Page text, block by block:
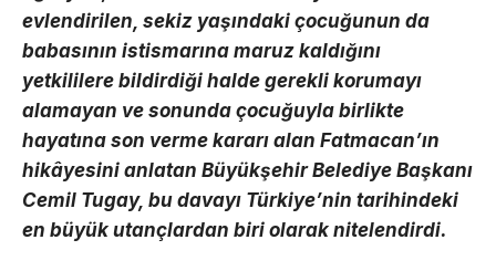
evlendirilen, sekiz yaşındaki çocuğunun da
babasının istismarına maruz kaldığını
yetkililere bildirdiği halde gerekli korumayı
alamayan ve sonunda çocuğuyla birlikte
hayatına son verme kararı alan Fatmacan’ın
hikâyesini anlatan Büyükşehir Belediye Başkanı
Cemil Tugay, bu davayı Türkiye’nin tarihindeki
en büyük utançlardan biri olarak nitelendirdi.